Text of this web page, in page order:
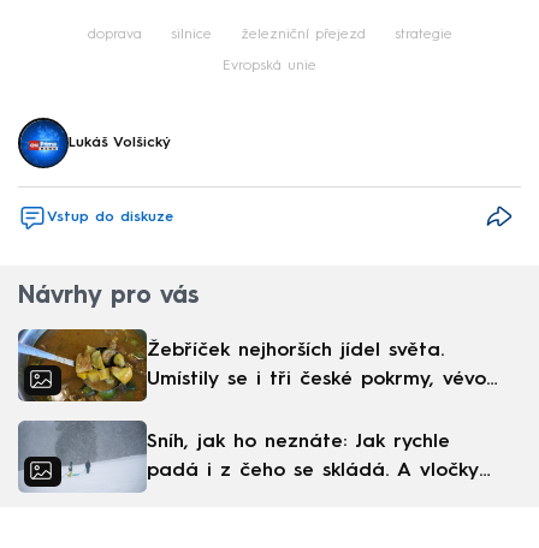
doprava silnice železniční přejezd strategie
Evropská unie
Lukáš Volšický
Vstup do diskuze
Návrhy pro vás
Žebříček nejhorších jídel světa.
Umístily se i tři české pokrmy, vévodí
Sníh, jak ho neznáte: Jak rychle
padá i z čeho se skládá. A vločky